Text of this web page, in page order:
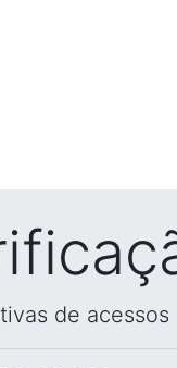
de